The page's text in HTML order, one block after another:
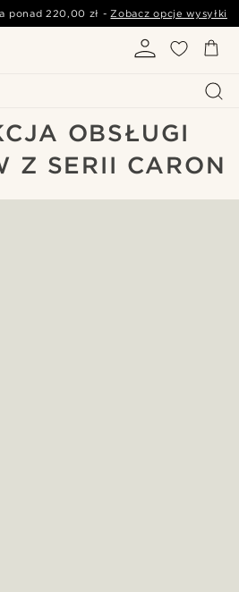
ponad220,00 zł -Zobacz opcje wysyłki
OBSŁUGI
Z SERII CARON